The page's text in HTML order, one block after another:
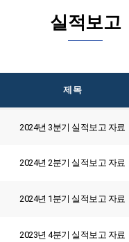
실적보고
제목
2024년 3분기 실적보고 자료
2024년 2분기 실적보고 자료
2024년 1분기 실적보고 자료
2023년 4분기 실적보고 자료